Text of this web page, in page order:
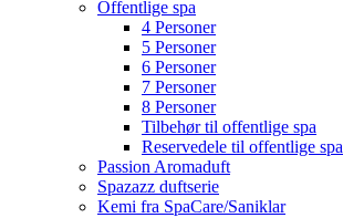
Offentlige spa
4 Personer
5 Personer
6 Personer
7 Personer
8 Personer
Tilbehør til offentlige spa
Reservedele til offentlige spa
Passion Aromaduft
Spazazz duftserie
Kemi fra SpaCare/Saniklar